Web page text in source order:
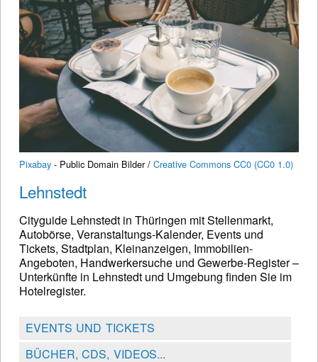
Pixabay - Public Domain Bilder / Creative Commons CC0 (CC0 1.0)
Lehnstedt
Cityguide Lehnstedt in Thüringen mit Stellenmarkt,
Autobörse, Veranstaltungs-Kalender, Events und
Tickets, Stadtplan, Kleinanzeigen, Immobilien-
Angeboten, Handwerkersuche und Gewerbe-Register –
Unterkünfte in Lehnstedt und Umgebung finden Sie im
Hotelregister.
EVENTS UND TICKETS
BÜCHER, CDS, VIDEOS...